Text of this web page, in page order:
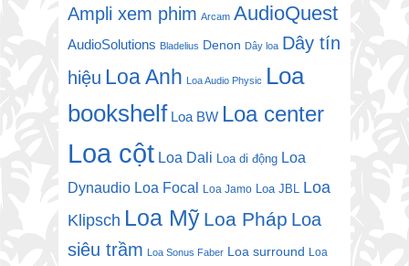
Ampli xem phim Arcam AudioQuest
AudioSolutions Bladelius Denon Dây loa Dây tín
hiệu Loa Anh Loa Audio Physic Loa
bookshelf Loa BW Loa center
Loa cột Loa Dali Loa di động Loa
Dynaudio Loa Focal Loa Jamo Loa JBL
Loa
Klipsch Loa Mỹ Loa Pháp Loa
siêu trầm Loa Sonus Faber Loa surround Loa